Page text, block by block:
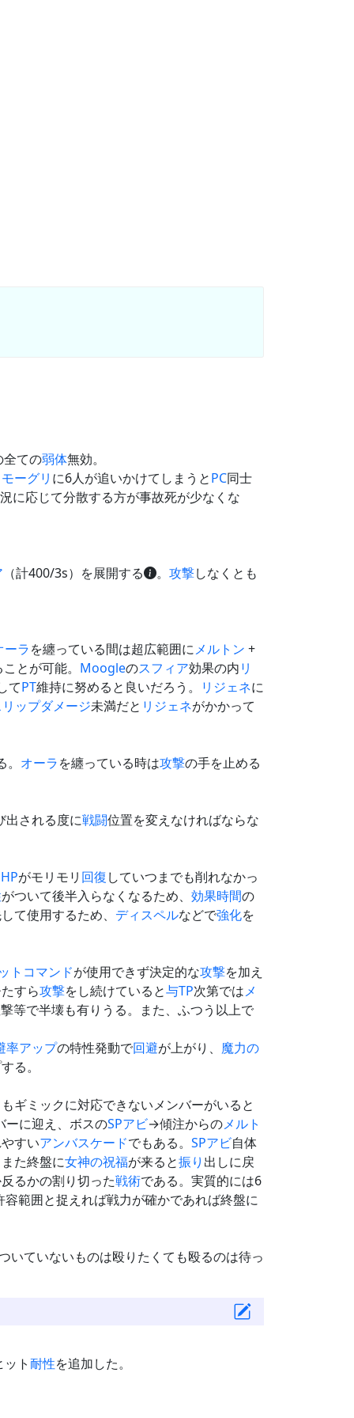
全ての弱体無効。
モーグリ に6人が追いかけてしまうとPC同士
に応じて分散する方が事故死が少なくな
（計400/3s）を展開する 。 攻撃しなくとも
ーラを纏っている間は超広範囲にメルトン +
とが可能。 Moogleのスフィア効果の内リ
てPT維持に努めると良いだろう。 リジェネに
ップダメージ未満だと リジェネがかかって
オーラを纏っている時は攻撃の手を止める
出される度に戦闘位置を変えなければならな
HPがモリモリ 回復していつまでも削れなかっ
がついて後半入らなくなるため、 効果時間の
て使用するため、 ディスペルなどで強化を
トコマンドが使用できず決定的な攻撃を加え
すら攻撃をし続けていると与TP次第ではメ
等で半壊も有りうる。また、ふつう以上で
率アップの特性発動で回避が上がり、 魔力の
る。
ギミックに対応できないメンバーがいると
ーに迎え、ボスのSPアビ→傾注からのメルト
すいアンバスケードでもある。 SPアビ自体
た終盤に女神の祝福が来ると振り 出しに戻
るかの割り切った戦術である。実質的には6
容範囲と捉えれば戦力が確かであれば終盤に
いていないものは殴りたくても殴るのは待っ
ト耐性を追加した。